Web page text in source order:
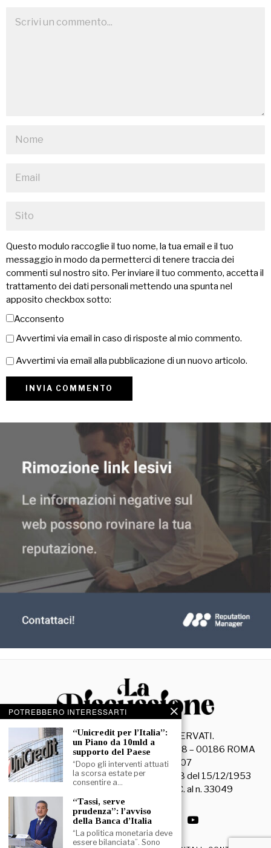
Questo modulo raccoglie il tuo nome, la tua email e il tuo
messaggio in modo da permetterci di tenere traccia dei
commenti sul nostro sito. Per inviare il tuo commento, accetta il
trattamento dei dati personali mettendo una spunta nel
apposito checkbox sotto:
Acconsento
Avvertimi via email in caso di risposte al mio commento.
Avvertimi via email alla pubblicazione di un nuovo articolo.
© 2026- TUTTI I DIRITTI RISERVATI.
La Discussione S.r.l. – Piazza Capranica, 78 – 00186 ROMA
C.F. e P. IVA 15045971007
Registrazione Tribunale di Roma n. 3628 del 15/12/1953
La società editrice è iscritta al R.O.C. al n. 33049
POTREBBERO INTERESSARTI
“Unicredit per l’Italia”:
un Piano da 10mld a
supporto del Paese
“Dopo gli interventi attuati
la scorsa estate per
consentire a…
“Tassi, serve
prudenza”: l’avviso
della Banca d’Italia
“La politica monetaria deve
essere bilanciata”. Sono